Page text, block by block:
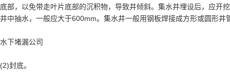
底部，以免带走叶片底部的沉积物，导致井倾斜。集水井埋设后，应开
井中抽水，一般应大于600mm。集水井一般用钢板焊接成方形或圆形
水下堵漏公司
(2)封底。